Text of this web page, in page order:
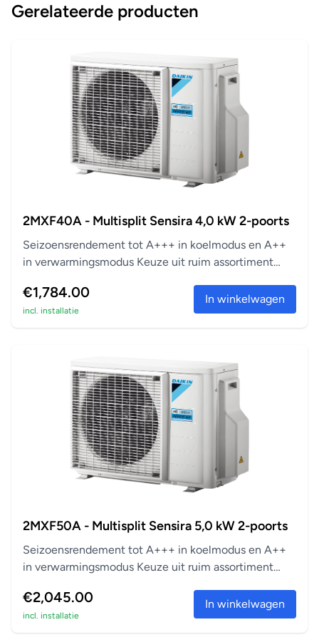
Gerelateerde producten
2MXF40A - Multisplit Sensira 4,0 kW 2-poorts
Seizoensrendement tot A+++ in koelmodus en A++
in verwarmingsmodus Keuze uit ruim assortiment
€1,784.00
incl. installatie
In winkelwagen
2MXF50A - Multisplit Sensira 5,0 kW 2-poorts
Seizoensrendement tot A+++ in koelmodus en A++
in verwarmingsmodus Keuze uit ruim assortiment
€2,045.00
incl. installatie
In winkelwagen